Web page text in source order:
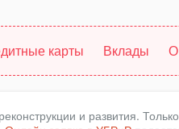
карты Вклады О
и развития.